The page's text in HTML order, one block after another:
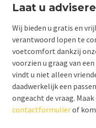
Laat u
Wij bieden u gratis en
verantwoord lopen te
voetcomfort dankzij
voorzien u graag van
vindt u niet alleen
daadwerkelijk een
ongeacht de vraag.
contactformulierof